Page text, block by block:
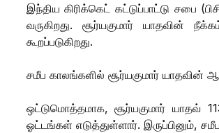
இந்திய கிரிக்கெட் கட்டுப்பாட்டு சபை
வருகிறது. சூர்யகுமார் யாதவின்
கூறப்படுகிறது.
சமீப காலங்களில் சூர்யகுமார் யாதவின்
ஒட்டுமொத்தமாக, சூர்யகுமார் யாதவ்
ஓட்டங்கள் எடுத்துள்ளார். இருப்பினும்,